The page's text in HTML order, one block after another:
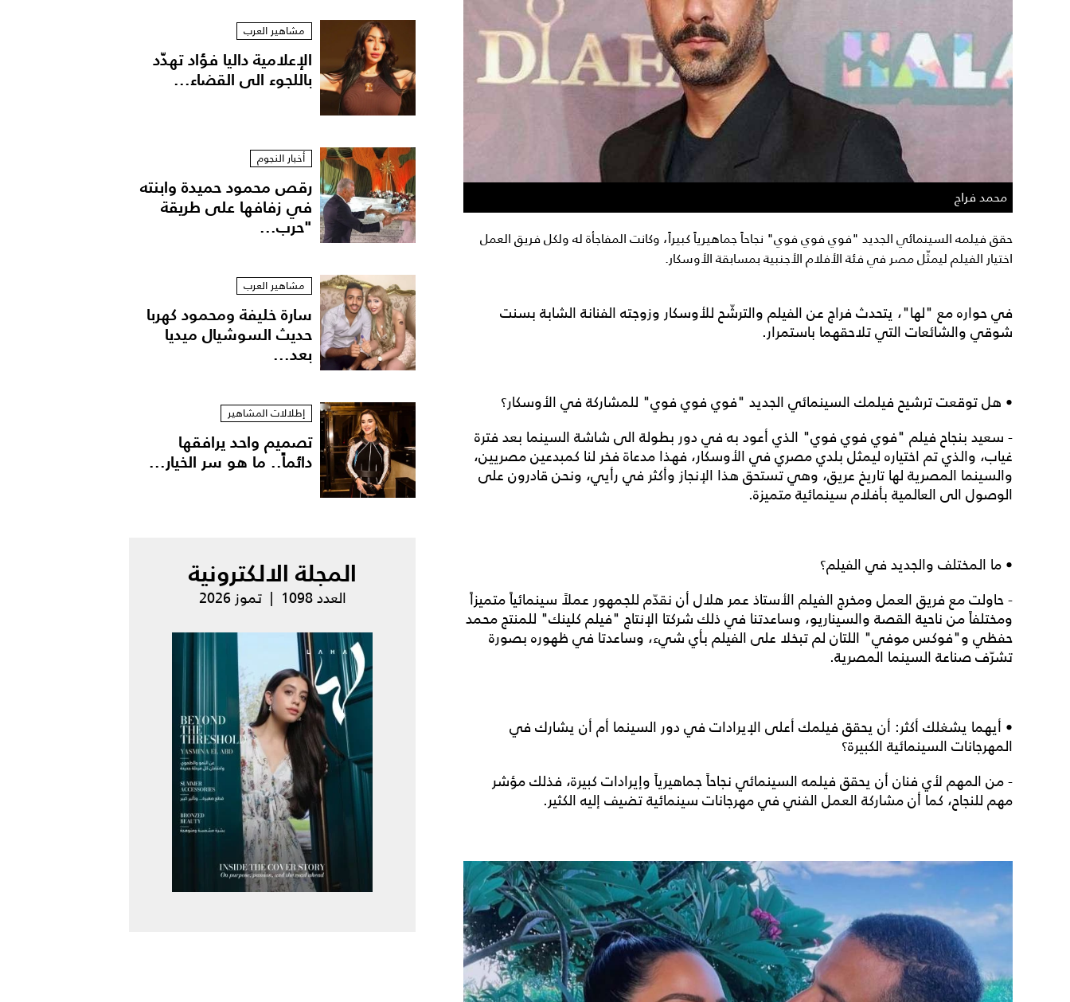
محمد فراج
حقق فيلمه السينمائي الجديد "فوي فوي فوي" نجاحاً جماهيرياً كبيراً، وكانت المفاجأة له ولكل فريق العمل
اختيار الفيلم ليمثّل مصر في فئة الأفلام الأجنبية بمسابقة الأوسكار.
في حواره مع "لها"، يتحدث فراج عن الفيلم والترشّح للأوسكار وزوجته الفنانة الشابة بسنت
شوقي والشائعات التي تلاحقهما باستمرار.
• هل توقعت ترشيح فيلمك السينمائي الجديد "فوي فوي فوي" للمشاركة في الأوسكار؟
- سعيد بنجاح فيلم "فوي فوي فوي" الذي أعود به في دور بطولة الى شاشة السينما بعد فترة
غياب، والذي تم اختياره ليمثل بلدي مصري في الأوسكار، فهذا مدعاة فخر لنا كمبدعين مصريين،
والسينما المصرية لها تاريخ عريق، وهي تستحق هذا الإنجاز وأكثر في رأيي، ونحن قادرون على
الوصول الى العالمية بأفلام سينمائية متميزة.
• ما المختلف والجديد في الفيلم؟
- حاولت مع فريق العمل ومخرج الفيلم الأستاذ عمر هلال أن نقدّم للجمهور عملاً سينمائياً متميزاً
ومختلفاً من ناحية القصة والسيناريو، وساعدتنا في ذلك شركتا الإنتاج "فيلم كلينك" للمنتج محمد
حفظي و"فوكس موفي" اللتان لم تبخلا على الفيلم بأي شيء، وساعدتا في ظهوره بصورة
تشرّف صناعة السينما المصرية.
• أيهما يشغلك أكثر: أن يحقق فيلمك أعلى الإيرادات في دور السينما أم أن يشارك في
المهرجانات السينمائية الكبيرة؟
- من المهم لأي فنان أن يحقق فيلمه السينمائي نجاحاً جماهيرياً وإيرادات كبيرة، فذلك مؤشر
مهم للنجاح، كما أن مشاركة العمل الفني في مهرجانات سينمائية تضيف إليه الكثير.
مشاهير العرب
الإعلامية داليا فؤاد تهدّد
باللجوء الى القضاء...
أخبار النجوم
رقص محمود حميدة وابنته
في زفافها على طريقة
"حرب...
مشاهير العرب
سارة خليفة ومحمود كهربا
حديث السوشيال ميديا
بعد...
إطلالات المشاهير
تصميم واحد يرافقها
دائماً.. ما هو سر الخيار...
المجلة الالكترونية
العدد 1098 | تموز 2026